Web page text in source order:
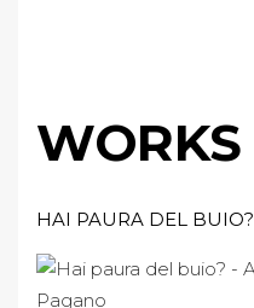
WORKS
HAI PAURA DEL BUIO?